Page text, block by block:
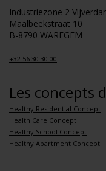
Industriezone 2
Maalbeekstraat 10
B-8790 WAREGEM
+32 56 30 30 00
Les concepts
Healthy Residential Concept
Health Care Concept
Healthy School Concept
Healthy Apartment Concept